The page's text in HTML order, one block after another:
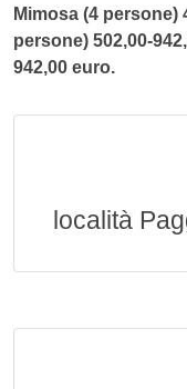
Mimosa (4 persone)
persone) 502,00-
942,00 euro.
località